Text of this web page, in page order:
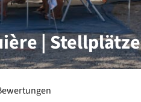
| Stellplätze